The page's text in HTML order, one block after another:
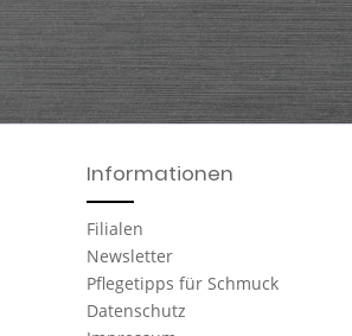
Informationen
Filialen
Newsletter
Pflegetipps für Schmuck
Datenschutz